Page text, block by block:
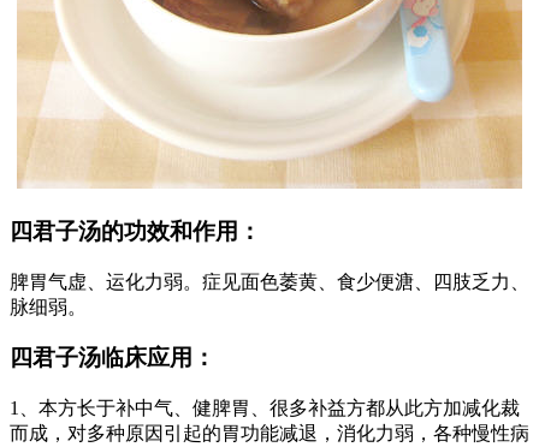
四君子汤的功效和作用：
脾胃气虚、运化力弱。症见面色萎黄、食少便溏、四肢乏力、
脉细弱。
四君子汤临床应用：
1、本方长于补中气、健脾胃、很多补益方都从此方加减化裁
而成，对多种原因引起的胃功能减退，消化力弱，各种慢性病